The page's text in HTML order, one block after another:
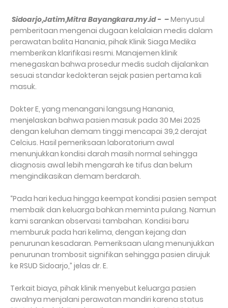
Sidoarjo,Jatim,Mitra Bayangkara.my.id - –Menyusul
pemberitaan mengenai dugaan kelalaian medis dalam
perawatan balita Hanania, pihak Klinik Siaga Medika
memberikan klarifikasi resmi. Manajemen klinik
menegaskan bahwa prosedur medis sudah dijalankan
sesuai standar kedokteran sejak pasien pertama kali
masuk.
Dokter E, yang menangani langsung Hanania,
menjelaskan bahwa pasien masuk pada 30 Mei 2025
dengan keluhan demam tinggi mencapai 39,2 derajat
Celcius. Hasil pemeriksaan laboratorium awal
menunjukkan kondisi darah masih normal sehingga
diagnosis awal lebih mengarah ke tifus dan belum
mengindikasikan demam berdarah.
“Pada hari kedua hingga keempat kondisi pasien sempat
membaik dan keluarga bahkan meminta pulang. Namun
kami sarankan observasi tambahan. Kondisi baru
memburuk pada hari kelima, dengan kejang dan
penurunan kesadaran. Pemeriksaan ulang menunjukkan
penurunan trombosit signifikan sehingga pasien dirujuk
ke RSUD Sidoarjo,” jelas dr. E.
Terkait biaya, pihak klinik menyebut keluarga pasien
awalnya menjalani perawatan mandiri karena status